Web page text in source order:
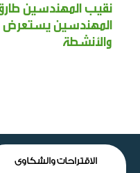
نقيب المهندسين طارق
المهندسين يستعرض
والأنشطة
الاقتراحات والشكاوى